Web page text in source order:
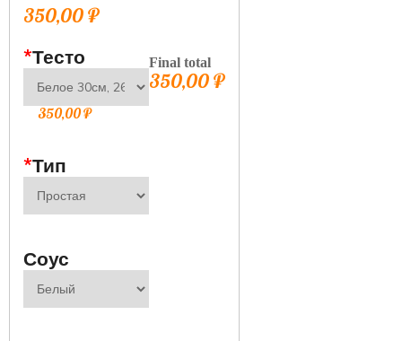
350,00₽
*Тесто
350,00₽
*Тип
Соус
Final total
350,00₽